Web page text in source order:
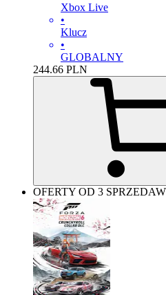
Xbox Live
•
Klucz
•
GLOBALNY
244.66 PLN
OFERTY OD 3